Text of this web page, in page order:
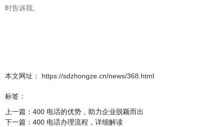
时告诉我。
本文网址： https://sdzhongze.cn/news/368.html
标签：
上一篇： 400 电话的优势，助力企业脱颖而出
下一篇： 400 电话办理流程，详细解读